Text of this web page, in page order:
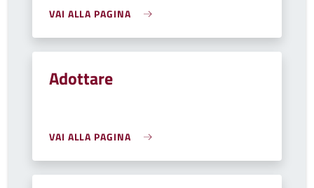
VAI ALLA PAGINA
Adottare
VAI ALLA PAGINA